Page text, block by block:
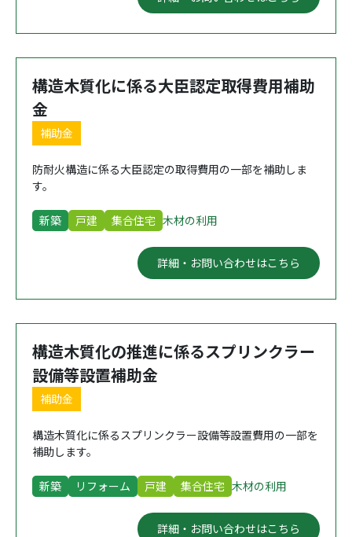
構造木質化に係る大臣認定取得費用補助
金
補助金
防耐火構造に係る大臣認定の取得費用の一部を補助しま
す。
新築 戸建 集合住宅 木材の利用
詳細・お問い合わせはこちら
構造木質化の推進に係るスプリンクラー
設備等設置補助金
補助金
構造木質化に係るスプリンクラー設備等設置費用の一部を
補助します。
新築 リフォーム 戸建 集合住宅 木材の利用
詳細・お問い合わせはこちら